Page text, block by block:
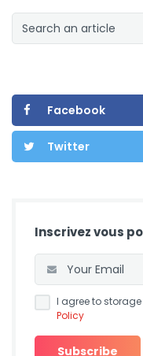
Facebook
Twitter
Inscrivez vous
I agree to
Policy